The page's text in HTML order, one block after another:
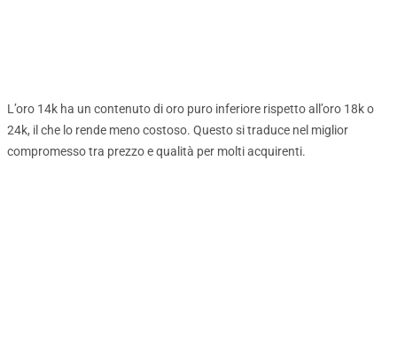
L’oro 14k ha un contenuto di oro puro inferiore rispetto all’oro 18k o
24k, il che lo rende meno costoso. Questo si traduce nel miglior
compromesso tra prezzo e qualità per molti acquirenti.